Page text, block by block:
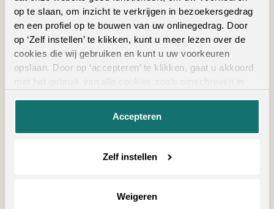
op te slaan, om inzicht te verkrijgen in bezoekersgedrag
en een profiel op te bouwen van uw onlinegedrag. Door
op ‘Zelf instellen’ te klikken, kunt u meer lezen over de
cookies die wij gebruiken en kunt u uw voorkeuren
opslaan. Door op ‘accepteren’ te klikken, gaat u akkoord
Accepteren
Zelf instellen
Weigeren
Ook verkrijgbaar als complete traprenovatie
in hetzelfde decor
Geschikte
vloertoebehoren